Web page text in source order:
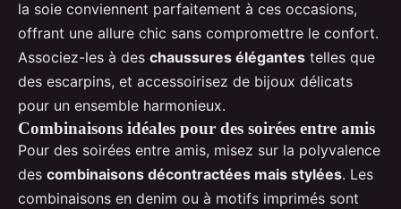
la soie conviennent parfaitement à ces occasions,
offrant une allure chic sans compromettre le confort.
Associez-les à des chaussures élégantes telles que
des escarpins, et accessoirisez de bijoux délicats
pour un ensemble harmonieux.
Combinaisons idéales pour des soirées entre amis
Pour des soirées entre amis, misez sur la polyvalence
des combinaisons décontractées mais stylées. Les
combinaisons en denim ou à motifs imprimés sont